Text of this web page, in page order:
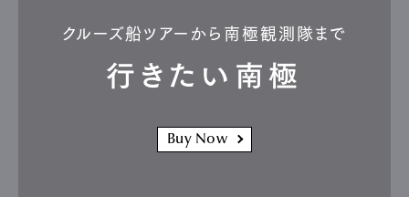
クルーズ船ツアーから南極観測隊まで
行きたい南極
Buy Now